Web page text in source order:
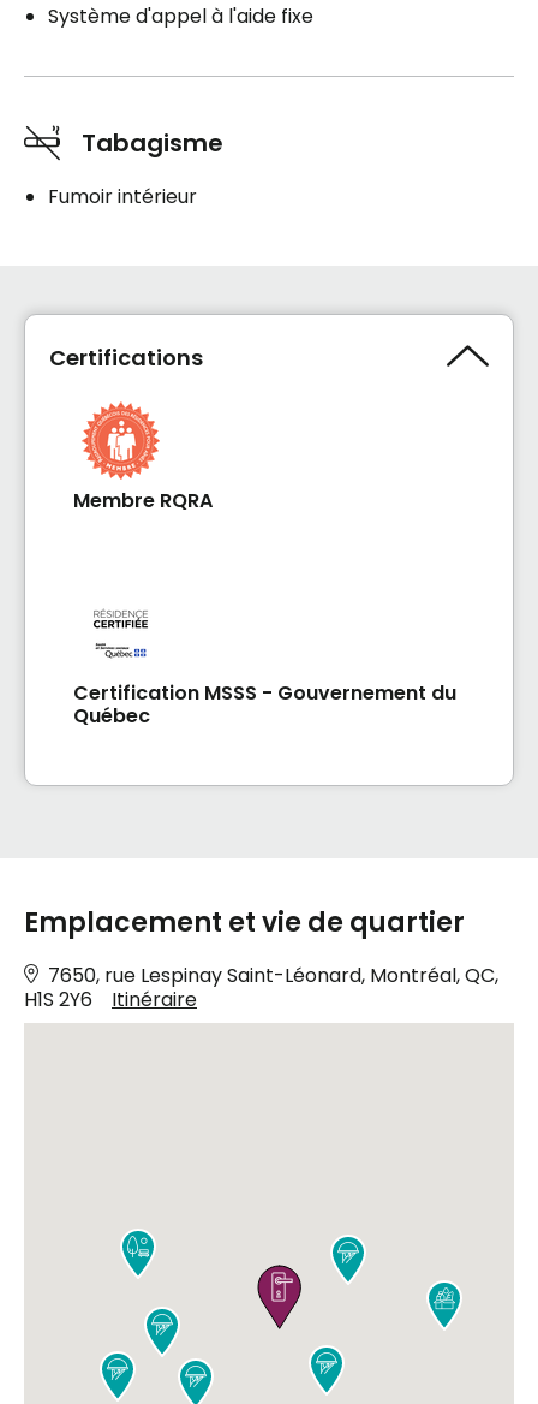
Système d'appel à l'aide fixe
Tabagisme
Fumoir intérieur
Certifications
Membre RQRA
Certification MSSS - Gouvernement du
Québec
Emplacement et vie de quartier
7650, rue Lespinay Saint-Léonard, Montréal, QC,
H1S 2Y6
Itinéraire



 


